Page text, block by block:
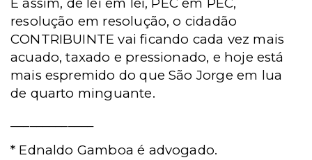
resolução em resolução, o cidadão
CONTRIBUINTE vai ficando cada vez mais
acuado, taxado e pressionado, e hoje está
mais espremido do que São Jorge em lua
de quarto minguante.
* Ednaldo Gamboa é advogado.